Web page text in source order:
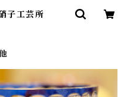
子工芸所